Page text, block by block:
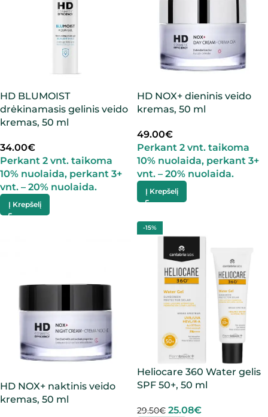
HD BLUMOIST
drėkinamasis gelinis veido
kremas, 50 ml
34.00€
Perkant 2 vnt. taikoma
10% nuolaida, perkant 3+
vnt. – 20% nuolaida.
Į Krepšelį
HD NOX+ dieninis veido
kremas, 50 ml
49.00€
Perkant 2 vnt. taikoma
10% nuolaida, perkant 3+
vnt. – 20% nuolaida.
Į Krepšelį
HD NOX+ naktinis veido
kremas, 50 ml
-15%
Heliocare 360 Water gelis
SPF 50+, 50 ml
29.50€ 25.08€